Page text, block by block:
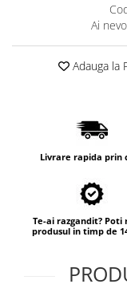
Ai
Adauga la
Livrare rapida prin
Te-ai razgandit? Poti
produsul in timp de